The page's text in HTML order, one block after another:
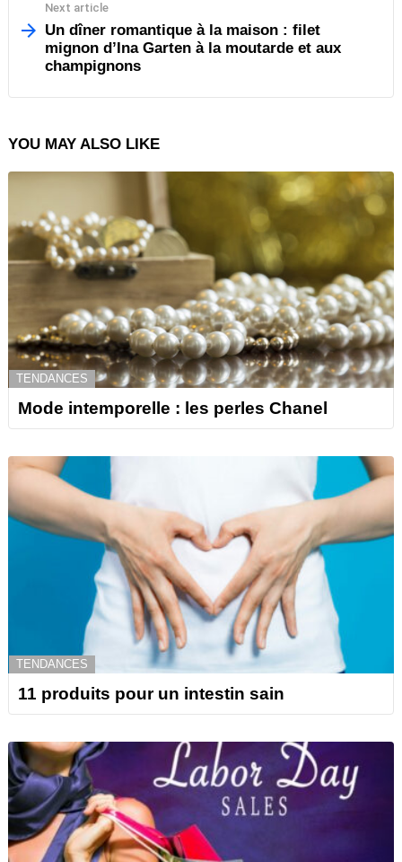
Next article
Un dîner romantique à la maison : filet
mignon d’Ina Garten à la moutarde et aux
champignons
YOU MAY ALSO LIKE
TENDANCES
Mode intemporelle : les perles Chanel
TENDANCES
11 produits pour un intestin sain